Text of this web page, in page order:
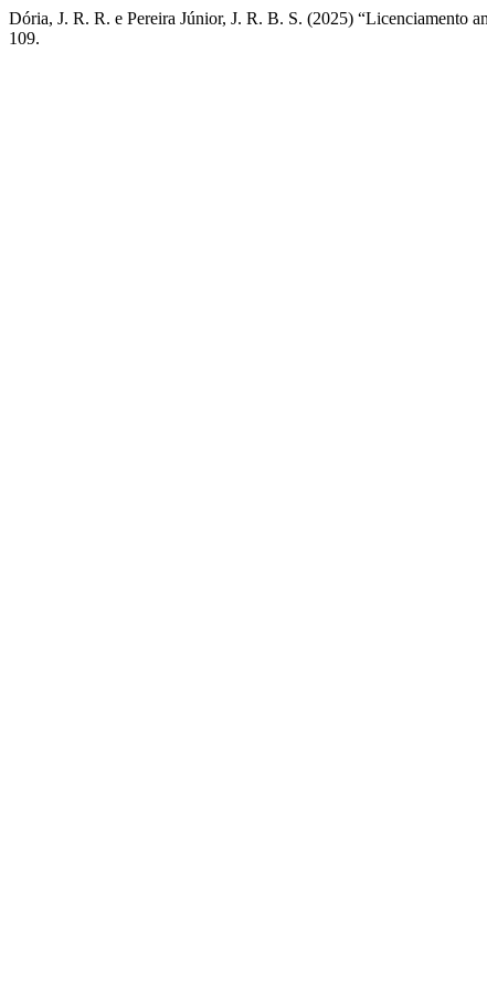
Dória, J. R. R. e Pereira Júnior, J. R. B. S. (2025) “Licenciamento
109.